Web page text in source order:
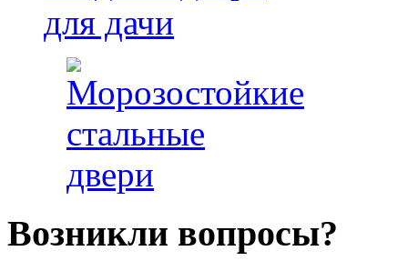
Возникли вопросы?